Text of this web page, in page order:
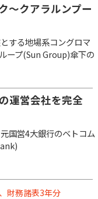
～クアラルンプー
する地場系コングロマ
ープ(Sun Group)傘下の
運営会社を完全
国営4大銀行のベトコム
財務諸表3年分